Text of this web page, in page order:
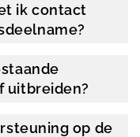
ik contact
uitbreiden?
op de